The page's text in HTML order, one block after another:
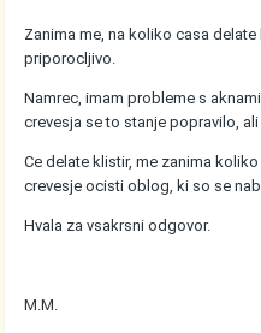
Zanima me, na koliko casa
priporocljivo.
Namrec, imam probleme s
crevesja se to stanje popravilo,
Ce delate klistir, me zanima
crevesje ocisti oblog, ki so se
Hvala za vsakrsni odgovor.
M.M.